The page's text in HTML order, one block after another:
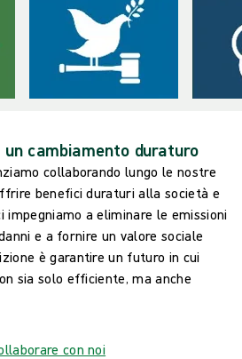
cambiamento duraturo
collaborando lungo le nostre
benefici duraturi alla società e
impegniamo a eliminare le emissioni
e a fornire un valore sociale
è garantire un futuro in cui
sia solo efficiente, ma anche
con noi